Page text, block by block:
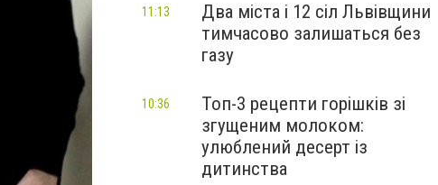
Два міста і 12 сіл Львівщини
тимчасово залишаться без
газу
11:13
Топ-3 рецепти горішків зі
згущеним молоком:
улюблений десерт із
дитинства
10:36